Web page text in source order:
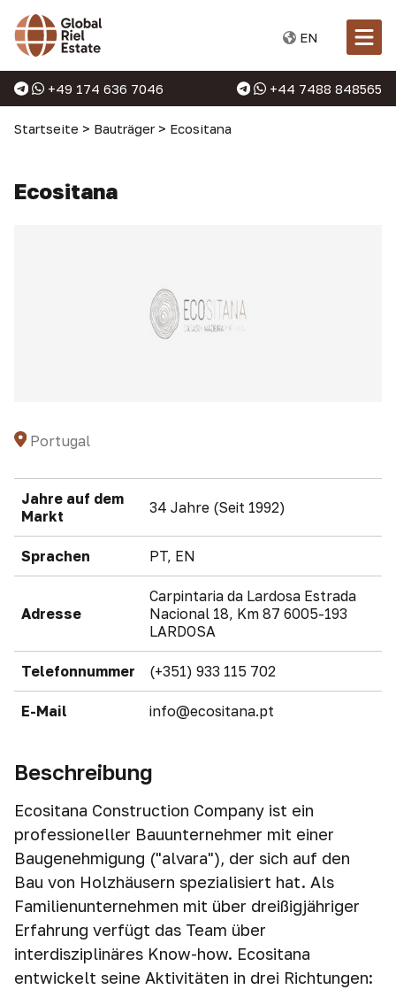
EN
+49 174 636 7046 +44 7488 848565
Startseite > Bauträger > Ecositana
Ecositana
Portugal
Jahre auf dem
Markt
34 Jahre (Seit 1992)
Sprachen PT, EN
Adresse
Carpintaria da Lardosa Estrada
Nacional 18, Km 87 6005-193
LARDOSA
Telefonnummer (+351) 933 115 702
E-Mail info@ecositana.pt
Beschreibung
Ecositana Construction Company ist ein
professioneller Bauunternehmer mit einer
Baugenehmigung ("alvara"), der sich auf den
Bau von Holzhäusern spezialisiert hat. Als
Familienunternehmen mit über dreißigjähriger
Erfahrung verfügt das Team über
interdisziplinäres Know-how. Ecositana
entwickelt seine Aktivitäten in drei Richtungen: